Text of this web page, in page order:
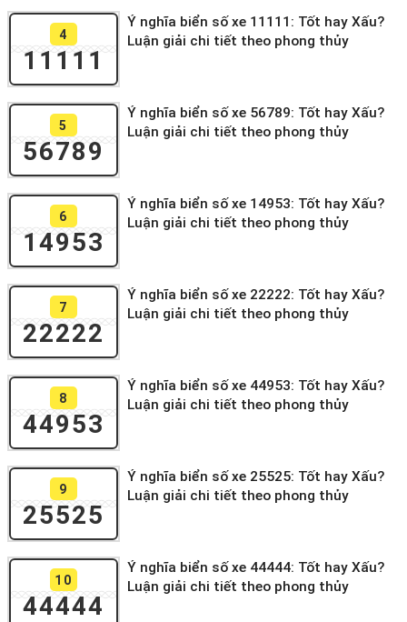
4
11111
Ý nghĩa biển số xe 11111: Tốt hay Xấu?
Luận giải chi tiết theo phong thủy
5
56789
Ý nghĩa biển số xe 56789: Tốt hay Xấu?
Luận giải chi tiết theo phong thủy
6
14953
Ý nghĩa biển số xe 14953: Tốt hay Xấu?
Luận giải chi tiết theo phong thủy
7
22222
Ý nghĩa biển số xe 22222: Tốt hay Xấu?
Luận giải chi tiết theo phong thủy
8
44953
Ý nghĩa biển số xe 44953: Tốt hay Xấu?
Luận giải chi tiết theo phong thủy
9
25525
Ý nghĩa biển số xe 25525: Tốt hay Xấu?
Luận giải chi tiết theo phong thủy
10
44444
Ý nghĩa biển số xe 44444: Tốt hay Xấu?
Luận giải chi tiết theo phong thủy